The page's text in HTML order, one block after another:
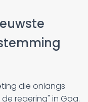
die onlangs
regering" in Goa.